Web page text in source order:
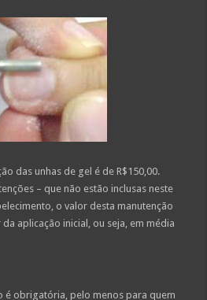
das unhas de gel é de R$150,00.
– que não estão inclusas neste
o valor desta manutenção
aplicação inicial, ou seja, em média
é obrigatória, pelo menos para quem